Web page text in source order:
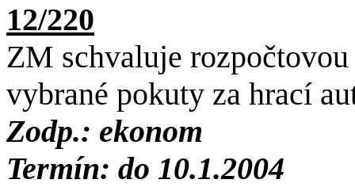
12/220
ZM schvaluje
vybrané pokuty za hrací
Zodp.: ekonom
Termín: do 10.1.2004